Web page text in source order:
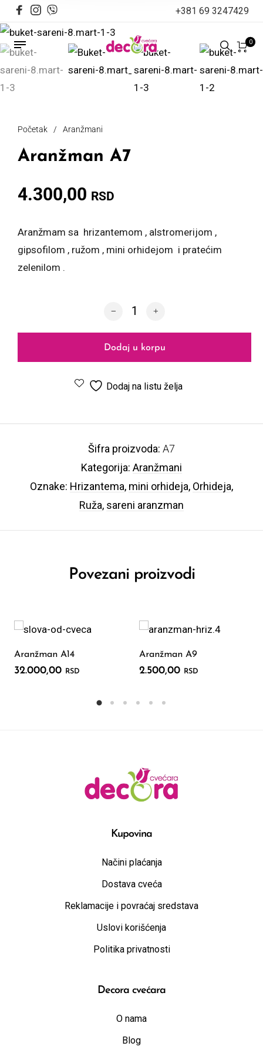
+381 69 3247429
0
Početak / Aranžmani
Aranžman A7
4.300,00 RSD
Aranžmam sa hrizantemom , alstromerijom ,
gipsofilom , ružom , mini orhidejom i pratećim
zelenilom .
Aranžman A7 količina
Dodaj u korpu
Dodaj na listu želja
Šifra proizvoda: A7
Kategorija: Aranžmani
Oznake: Hrizantema, mini orhideja, Orhideja,
Ruža, sareni aranzman
Povezani proizvodi
Aranžman A14
32.000,00 RSD
Aranžman A9
2.500,00 RSD
Kupovina
Načini plaćanja
Dostava cveća
Reklamacije i povraćaj sredstava
Uslovi korišćenja
Politika privatnosti
Decora cvećara
O nama
Blog